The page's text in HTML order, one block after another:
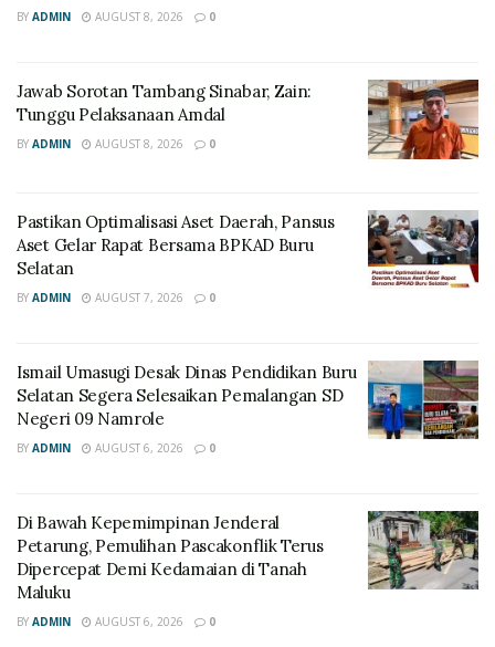
BY ADMIN AUGUST 8, 2026 0
Jawab Sorotan Tambang Sinabar, Zain:
Tunggu Pelaksanaan Amdal
BY ADMIN AUGUST 8, 2026 0
Pastikan Optimalisasi Aset Daerah, Pansus
Aset Gelar Rapat Bersama BPKAD Buru
Selatan
BY ADMIN AUGUST 7, 2026 0
Ismail Umasugi Desak Dinas Pendidikan Buru
Selatan Segera Selesaikan Pemalangan SD
Negeri 09 Namrole
BY ADMIN AUGUST 6, 2026 0
Di Bawah Kepemimpinan Jenderal
Petarung, Pemulihan Pascakonflik Terus
Dipercepat Demi Kedamaian di Tanah
Maluku
BY ADMIN AUGUST 6, 2026 0